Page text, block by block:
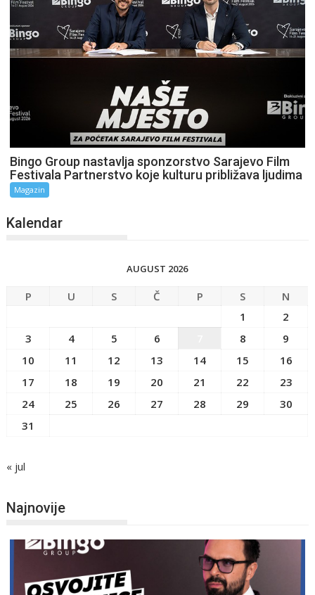
Bingo Group nastavlja sponzorstvo Sarajevo Film
Festivala Partnerstvo koje kulturu približava ljudima
Magazin
Kalendar
AUGUST 2026
P U S Č P S
N
1
2
3
4 5 6 8
9
10
11 12 13 14 15
16
17
18 19 20 21 22
23
24
25 26 27 28 29
30
31
« jul
Najnovije